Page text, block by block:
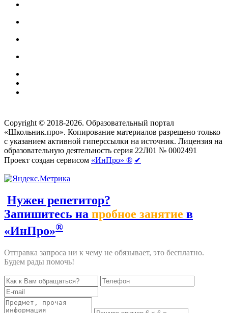
Copyright © 2018-2026. Образовательный портал
«Школьник.про». Копирование материалов разрешено только
с указанием активной гиперссылки на источник. Лицензия на
образовательную деятельность серия 22Л01 № 0002491
Проект создан сервисом «ИнПро» ® ✔
Нужен репетитор?
Запишитесь на пробное занятие в
«ИнПро»®
Отправка запроса ни к чему не обязывает, это бесплатно.
Будем рады помочь!